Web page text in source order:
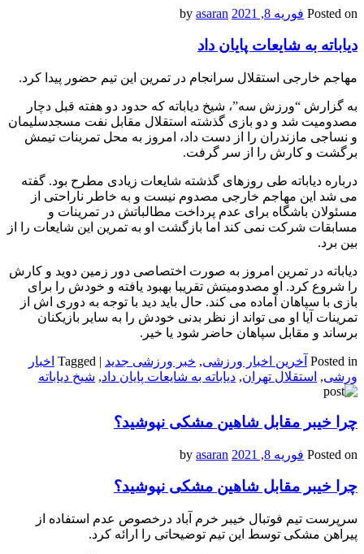
Posted on فوریه 8, 2021 asaran
دیاباته به شایعات پایان داد
مهاجم خارجی استقلال سرانجام در تمرین این تیم حضور پیدا کرد.
به گزارش “ورزش سه”، شیخ دیاباته که حدود دو هفته قبل دچار
مصدومیت شد و دو بازی گذشته استقلال مقابل نفت مسجدسلیمان
و نساجی مازندران را از دست داد، امروز به محل تمرینات تیمش
برگشت و کارش را از سر گرفت.
درباره دیاباته طی روزهای گذشته شایعات زیادی مطرح بود. گفته
می شد این مهاجم خارجی مصدوم نیست و به خاطر ناراحتی از
مسئولان باشگاه برای عدم پرداخت مطالباتش در تمرینات و
مسابقات شرکت نمی کند اما بازگشت او به تمرین این شایعات را از
بین برد.
دیاباته در تمرین امروز به صورت اختصاصی دور زمین دوید و کارش
را شروع کرد. او مصدومیتش تقریبا بهبود یافته و خودش را برای
بازی با سپاهان آماده می کند. حال باید دید با توجه به دوری اش از
تمرینات آیا او می تواند از نظر بدنی خودش را به سایر بازیکنان
برساند و مقابل سپاهان حاضر شود یا خیر.
Posted in آخرین اخبار ورزشی, خبر ورزشی جدید |
Tagged اخبار
ورشی, استقلال تهران, دیاباته به شایعات پایان داد, شیخ دیاباته
چرا خیبر مقابل شاهین مشکی نپوشید؟
Posted on فوریه 8, 2021 asaran
چرا خیبر مقابل شاهین مشکی نپوشید؟
سرپرست تیم فوتبال خیبر خرم آباد درخصوص عدم استفاده از
پیراهن مشکی توسط این تیم توضیحاتی را ارائه کرد.